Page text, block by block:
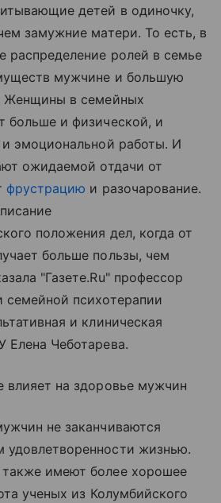
детей в одиночку,
замужние матери. То есть, в
распределение ролей в семье
мужчине и большую
Женщины в семейных
больше и физической, и
и эмоциональной работы. И
ожидаемой отдачи от
фрустрацию и разочарование.
положения дел, когда от
больше пользы, чем
"Газете.Ru" профессор
психотерапии
и клиническая
Елена Чеботарева.
влияет на здоровье мужчин
не заканчиваются
жизнью.
имеют более хорошее
ученых из Колумбийского